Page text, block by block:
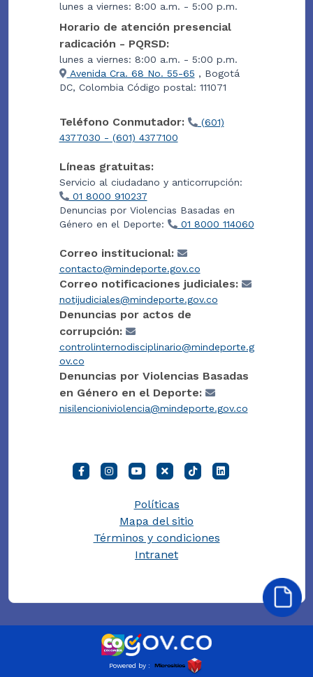
lunes a viernes: 8:00 a.m. - 5:00 p.m.
Horario de atención presencial
radicación - PQRSD:
lunes a viernes: 8:00 a.m. - 5:00 p.m.
Avenida Cra. 68 No. 55-65 , Bogotá
DC, Colombia Código postal: 111071
Teléfono Conmutador:
(601)
4377030 - (601) 4377100
Líneas gratuitas:
Servicio al ciudadano y anticorrupción:
01 8000 910237
Denuncias por Violencias Basadas en
Género en el Deporte:
01 8000 114060
Correo institucional:
contacto@mindeporte.gov.co
Correo notificaciones judiciales:
notijudiciales@mindeporte.gov.co
Denuncias por actos de
corrupción:
controlinternodisciplinario@mindeporte.g
ov.co
Denuncias por Violencias Basadas
en Género en el Deporte:
nisilencioniviolencia@mindeporte.gov.co
Políticas
Mapa del sitio
Términos y condiciones
Intranet
Powered by :